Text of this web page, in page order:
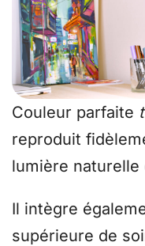
Couleur parfaite
reproduit
lumière naturelle
Il intègre
supérieure de